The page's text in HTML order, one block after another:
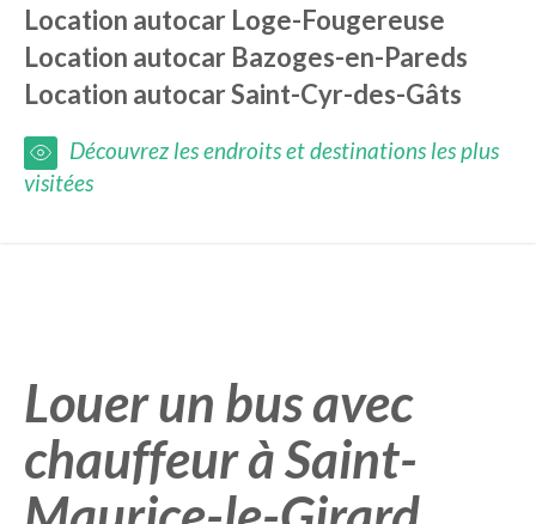
Location autocar Loge-Fougereuse
Location autocar Bazoges-en-Pareds
Location autocarSaint-Cyr-des-Gâts
Découvrez les endroits et destinations les plus
visitées
Louer un bus avec
chauffeur à Saint-